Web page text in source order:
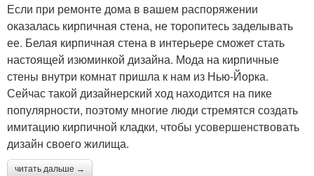
Если при ремонте дома в вашем распоряжении
оказалась кирпичная стена, не торопитесь заделывать
ее. Белая кирпичная стена в интерьере сможет стать
настоящей изюминкой дизайна. Мода на кирпичные
стены внутри комнат пришла к нам из Нью-Йорка.
Сейчас такой дизайнерский ход находится на пике
популярности, поэтому многие люди стремятся создать
имитацию кирпичной кладки, чтобы усовершенствовать
дизайн своего жилища.
читать дальше →